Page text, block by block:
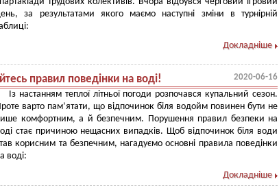
за результатами якого маємо наступні зміни в турнірній
Докладніше
правил поведінки на воді! 2020-06-16
Із настанням теплої літньої погоди розпочався купальний сезон.
варто пам’ятати, що відпочинок біля водойм повинен бути не
комфортним, а й безпечним. Порушення правил безпеки на
стає причиною нещасних випадків. Щоб відпочинок біля води
корисним та безпечним, нагадуємо основні правила поведінки
воді:
Докладніше